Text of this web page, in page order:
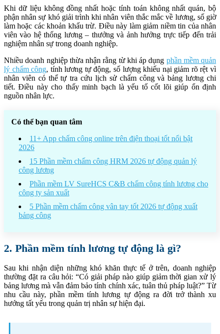
Khi dữ liệu không đồng nhất hoặc tính toán không nhất quán, bộ
phận nhân sự khó giải trình khi nhân viên thắc mắc về lương, số giờ
làm hoặc các khoản khấu trừ. Điều này làm giảm niềm tin của nhân
viên vào hệ thống lương – thưởng và ảnh hưởng trực tiếp đến trải
nghiệm nhân sự trong doanh nghiệp.
Nhiều doanh nghiệp thừa nhận rằng từ khi áp dụng phần mềm quản
lý chấm công, tính lương tự động, số lượng khiếu nại giảm rõ rệt vì
nhân viên có thể tự tra cứu lịch sử chấm công và bảng lương chi
tiết. Điều này cho thấy minh bạch là yếu tố cốt lõi giúp ổn định
nguồn nhân lực.
Có thể bạn quan tâm
11+ App chấm công online trên điện thoại tốt nổi bật
2026
15 Phần mềm chấm công HRM 2026 tự động quản lý
công lương
Phần mềm LV SureHCS C&B chấm công tính lương cho
công ty sản xuất
5 Phần mềm chấm công vân tay tốt 2026 tự động xuất
bảng công
2. Phần mềm tính lương tự động là gì?
Sau khi nhận diện những khó khăn thực tế ở trên, doanh nghiệp
thường đặt ra câu hỏi: “Có giải pháp nào giúp giảm thời gian xử lý
bảng lương mà vẫn đảm bảo tính chính xác, tuân thủ pháp luật?” Từ
nhu cầu này, phần mềm tính lương tự động ra đời trở thành xu
hướng tất yếu trong quản trị nhân sự hiện đại.